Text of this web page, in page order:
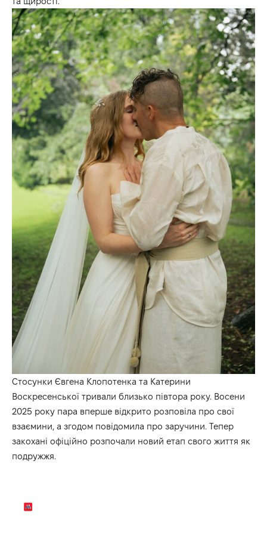
Стосунки Євгена Клопотенка та Катерини
Воскресенської тривали близько півтора року. Восени
2025 року пара вперше відкрито розповіла про свої
взаємини, а згодом повідомила про заручини. Тепер
закохані офіційно розпочали новий етап свого життя як
подружжя.